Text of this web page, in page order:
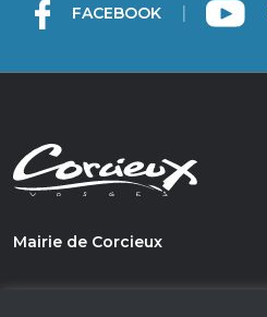
FACEBOOK |
Mairie de Corcieux